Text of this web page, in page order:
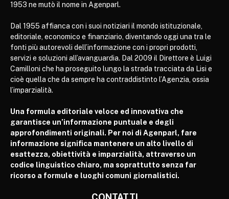
1953 ne mutò il nome in Agenparl.
Dal 1955 affianca con i suoi notiziari il mondo istituzionale,
editoriale, economico e finanziario, diventando oggi una tra le
fonti più autorevoli dell’informazione con i propri prodotti,
servizi e soluzioni all’avanguardia. Dal 2009 il Direttore è Luigi
Camilloni che ha proseguito lungo la strada tracciata da Lisi e
cioè quella che da sempre ha contraddistinto l’Agenzia, ossia
l’imparzialità.
Una formula editoriale veloce ed innovativa che
garantisce un’informazione puntuale e degli
approfondimenti originali. Per noi di Agenparl, fare
informazione significa mantenere un alto livello di
esattezza, obiettività e imparzialità, attraverso un
codice linguistico chiaro, ma soprattutto senza far
ricorso a formule e luoghi comuni giornalistici.